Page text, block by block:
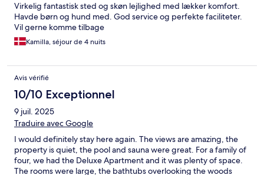
Virkelig fantastisk sted og skøn lejlighed med lækker komfort.
Havde børn og hund med. God service og perfekte faciliteter.
Vil gerne komme tilbage
Kamilla, séjour de 4 nuits
Avis vérifié
10/10 Exceptionnel
9 juil. 2025
Traduire avec Google
I would definitely stay here again. The views are amazing, the
property is quiet, the pool and sauna were great. For a family of
four, we had the Deluxe Apartment and it was plenty of space.
The rooms were large, the bathtubs overlooking the woods